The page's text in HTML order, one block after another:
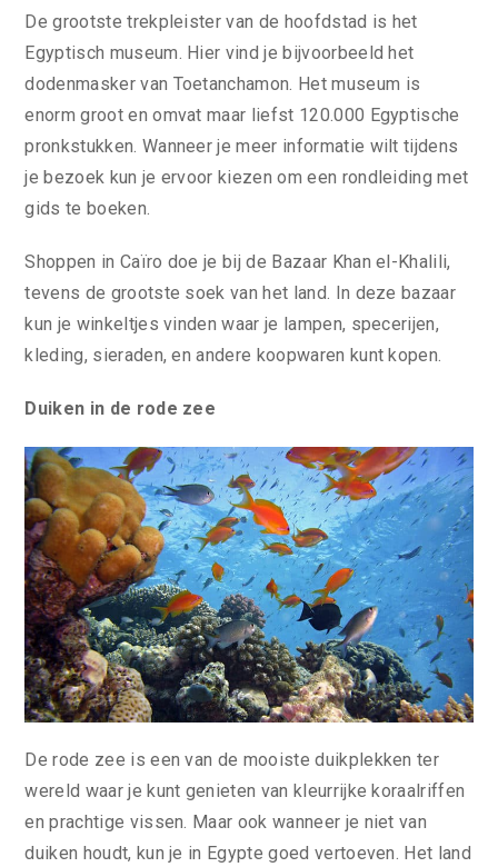
De grootste trekpleister van de hoofdstad is het
Egyptisch museum. Hier vind je bijvoorbeeld het
dodenmasker van Toetanchamon. Het museum is
enorm groot en omvat maar liefst 120.000 Egyptische
pronkstukken. Wanneer je meer informatie wilt tijdens
je bezoek kun je ervoor kiezen om een rondleiding met
gids te boeken.
Shoppen in Caïro doe je bij de Bazaar Khan el-Khalili,
tevens de grootste soek van het land. In deze bazaar
kun je winkeltjes vinden waar je lampen, specerijen,
kleding, sieraden, en andere koopwaren kunt kopen.
Duiken in de rode zee
De rode zee is een van de mooiste duikplekken ter
wereld waar je kunt genieten van kleurrijke koraalriffen
en prachtige vissen. Maar ook wanneer je niet van
duiken houdt, kun je in Egypte goed vertoeven. Het land